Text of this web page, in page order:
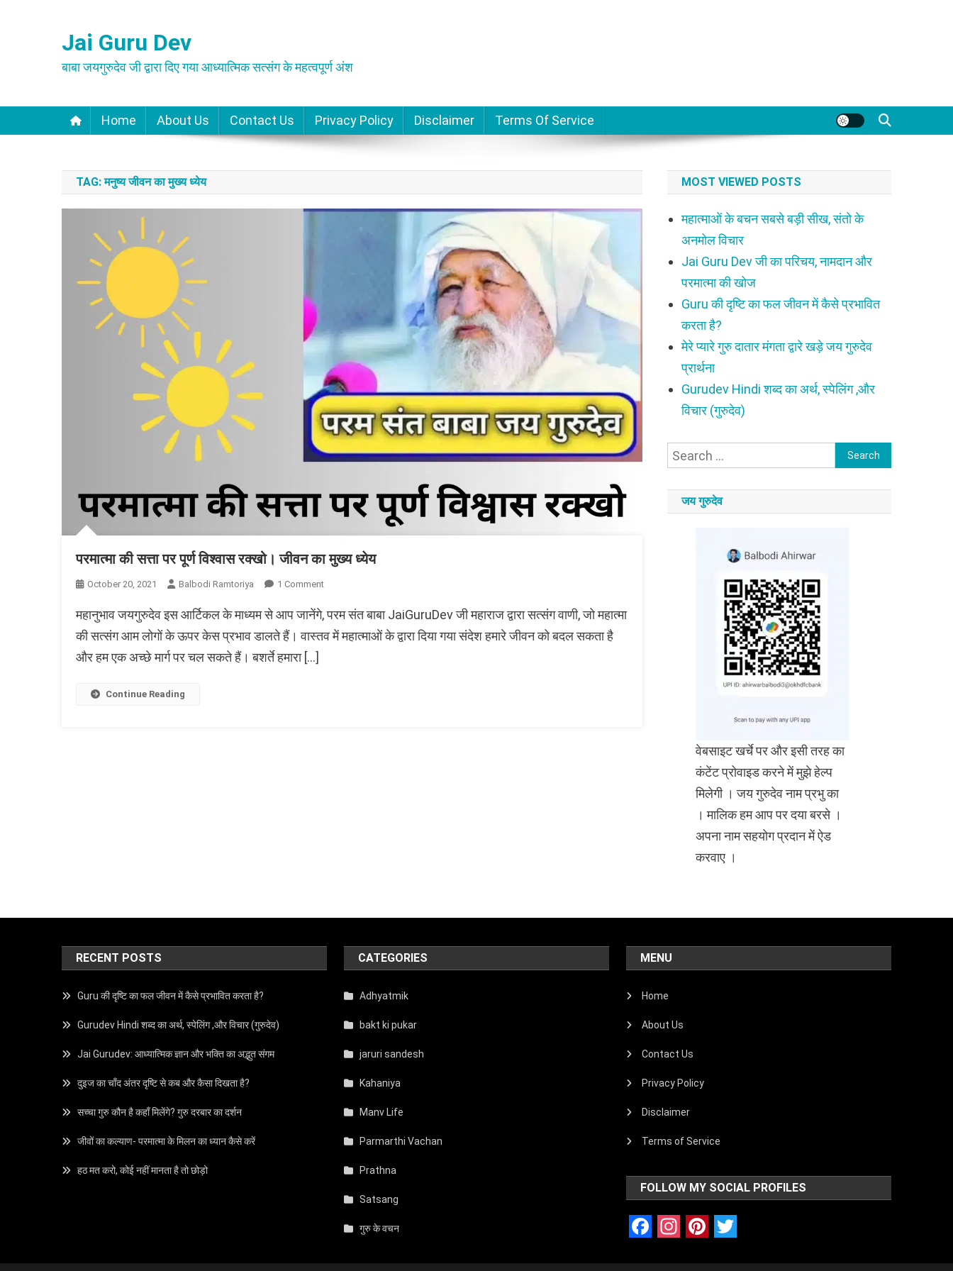
Jai Guru Dev
बाबा जयगुरुदेव जी द्वारा दिए गया आध्यात्मिक सत्संग के महत्वपूर्ण अंश
Home About Us Contact Us Privacy Policy Disclaimer Terms Of Service
TAG:मनुष्य जीवन का मुख्य ध्येय
परमात्मा की सत्ता पर पूर्ण विश्वास रक्खो। जीवन का मुख्य ध्येय
October 20, 2021 Balbodi Ramtoriya 1 CommentOn
की
सत्ता
महानुभाव जयगुरुदेव इस आर्टिकल के माध्यम से आप जानेंगे, परम संत बाबा JaiGuruDev जी महाराज द्वारा सत्संग वाणी, जो महात्मा
की सत्संग आम लोगों के ऊपर केस प्रभाव डालते हैं। वास्तव में महात्माओं के द्वारा दिया गया संदेश हमारे जीवन को बदल सकता है
और हम एक अच्छे मार्ग पर चल सकते हैं। बशर्ते हमारा […]
Continue Reading
MOST VIEWED POSTS
महात्माओं के बचन सबसे बड़ी सीख, संतो के
अनमोल विचार
Jai Guru Dev जी का परिचय, नामदान और
परमात्मा की खोज
Guru की दृष्टि का फल जीवन में कैसे प्रभावित
करता है?
मेरे प्यारे गुरु दातार मंगता द्वारे खड़े जय गुरुदेव
प्रार्थना
Gurudev Hindi शब्द का अर्थ, स्पेलिंग ,और
विचार (गुरुदेव)
Search
जय गुरुदेव
वेबसाइट खर्चे पर और इसी तरह का
कंटेंट प्रोवाइड करने में मुझे हेल्प
मिलेगी । जय गुरुदेव नाम प्रभु का
। मालिक हम आप पर दया बरसे ।
अपना नाम सहयोग प्रदान में ऐड
करवाए ।
RECENT POSTS
Guru की दृष्टि का फल जीवन में कैसे प्रभावित करता है?
Gurudev Hindi शब्द का अर्थ, स्पेलिंग ,और विचार (गुरुदेव)
Jai Gurudev: आध्यात्मिक ज्ञान और भक्ति का अद्भुत संगम
दुइज का चाँद अंतर दृष्टि से कब और कैसा दिखता है?
सच्चा गुरु कौन है कहाँ मिलेंगे? गुरु दरबार का दर्शन
जीवों का कल्याण- परमात्मा के मिलन का ध्यान कैसे करें
हठ मत करो, कोई नहीं मानता है तो छोड़ो
CATEGORIES
Adhyatmik
bakt ki pukar
jaruri sandesh
Kahaniya
Manv Life
Parmarthi Vachan
Prathna
Satsang
गुरु के वचन
MENU
Home
About Us
Contact Us
Privacy Policy
Disclaimer
Terms of Service
FOLLOW MY SOCIAL PROFILES